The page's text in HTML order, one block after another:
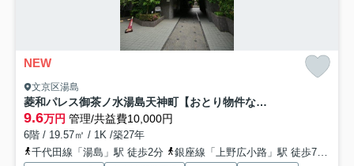
NEW
文京区湯島
菱和パレス御茶ノ水湯島天神町【おとり物件なし】#学生・社会人にオススメ！初期費用分割払いOK！
9.6万円 管理/共益費10,000円
6階 / 19.57㎡ / 1K /築27年
千代田線「湯島」駅 徒歩2分
銀座線「上野広小路」駅 徒歩7分